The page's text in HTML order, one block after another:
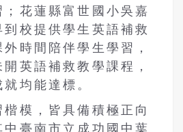
花蓮縣富世國小吳嘉
校提供學生英語補救
時間陪伴學生學習，
英語補救教學課程，
均能達標。
模，皆具備積極正向
臺南市立成功國中葉